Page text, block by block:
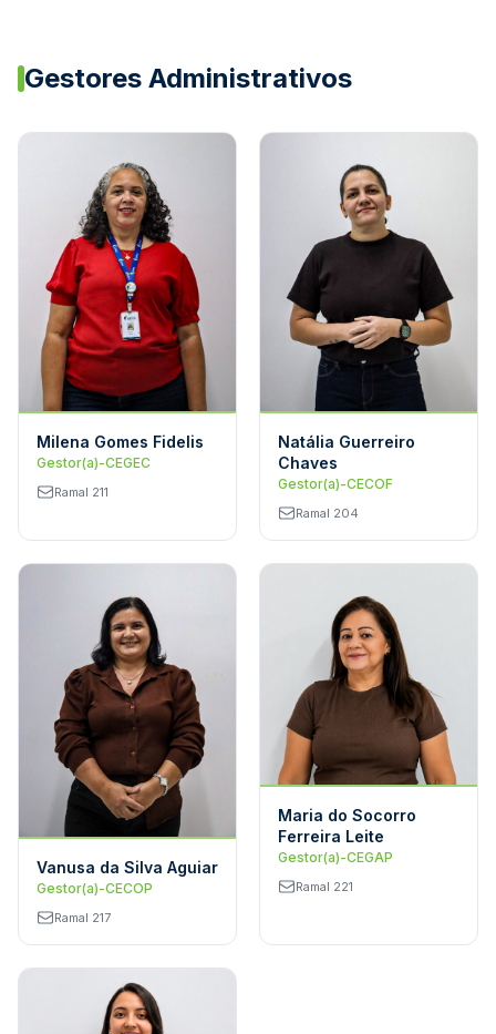
Gestores Administrativos
Milena Gomes Fidelis
Gestor(a)-CEGEC
Ramal 211
Natália Guerreiro
Chaves
Gestor(a)-CECOF
Ramal 204
Vanusa da Silva Aguiar
Gestor(a)-CECOP
Ramal 217
Maria do Socorro
Ferreira Leite
Gestor(a)-CEGAP
Ramal 221